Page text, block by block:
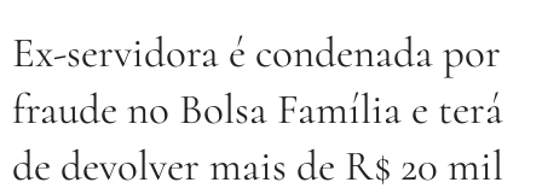
Ex-servidora é condenada por
fraude no Bolsa Família e terá
de devolver mais de R$ 20 mil